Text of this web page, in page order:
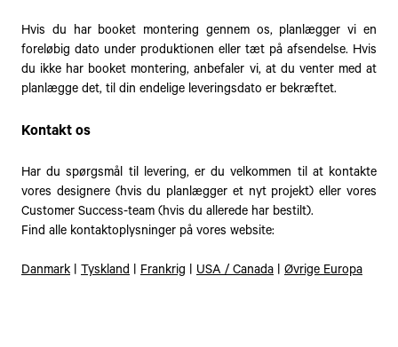
Hvis du har booket montering gennem os, planlægger vi en
foreløbig dato under produktionen eller tæt på afsendelse. Hvis
du ikke har booket montering, anbefaler vi, at du venter med at
planlægge det, til din endelige leveringsdato er bekræftet.
Kontakt os
Har du spørgsmål til levering, er du velkommen til at kontakte
vores designere (hvis du planlægger et nyt projekt) eller vores
Customer Success-team (hvis du allerede har bestilt).
Find alle kontaktoplysninger på vores website:
Danmark | Tyskland | Frankrig | USA / Canada | Øvrige Europa